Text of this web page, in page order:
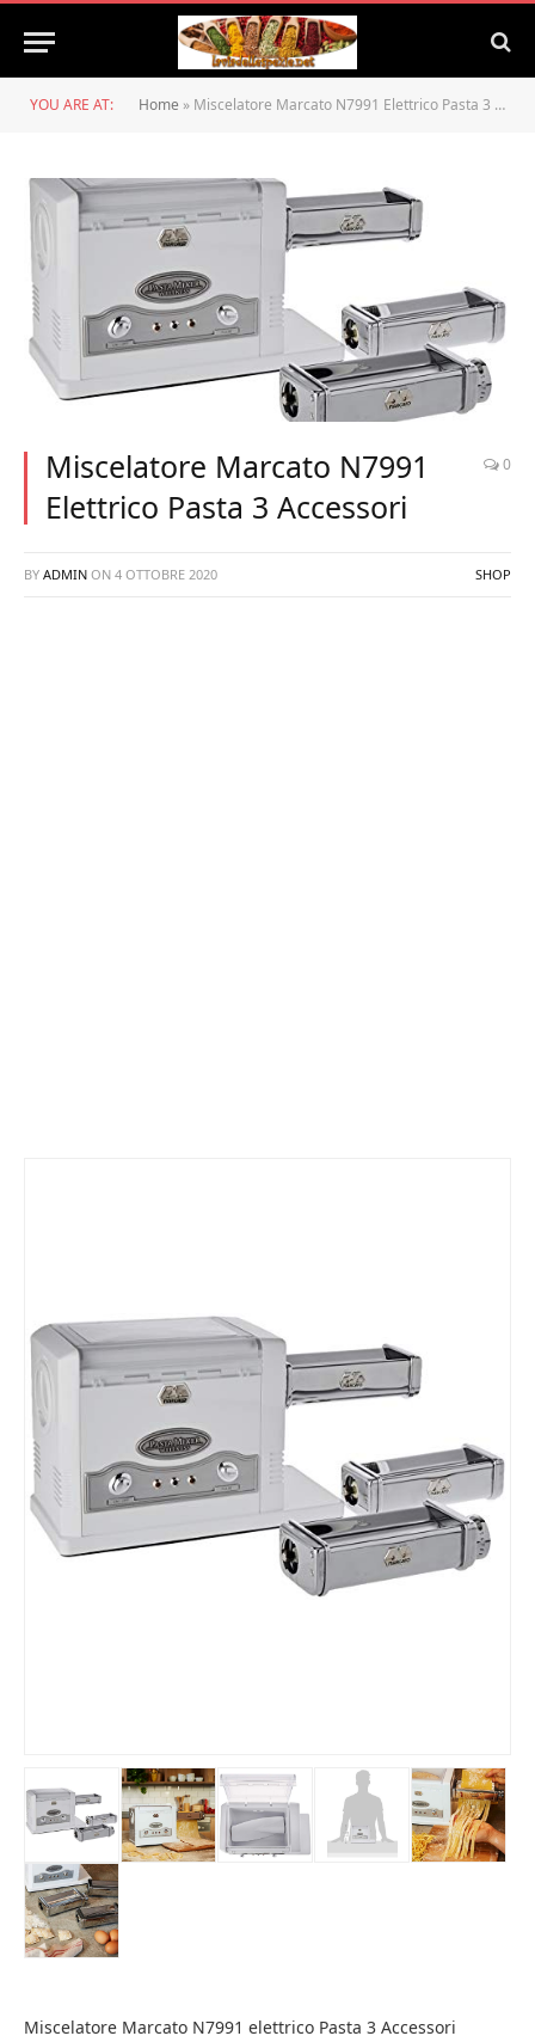
YOU ARE AT: Home » Miscelatore Marcato N7991 Elettrico Pasta 3 Accessori
Miscelatore Marcato N7991
Elettrico Pasta 3 Accessori
0
BY ADMIN ON 4 OTTOBRE 2020 SHOP
Miscelatore Marcato N7991 elettrico Pasta 3 Accessori